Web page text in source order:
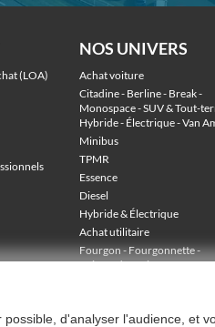
(LOA)
NOS UNIVERS
Achat voiture
Citadine - Berline - Break -
Monospace - SUV & Tout-
Hybride - Électrique - Van
Minibus
TPMR
Essence
Diesel
Hybride & Électrique
Achat utilitaire
Fourgon - Fourgonnette -
Voiture de société -
d'analyser l'audience, et